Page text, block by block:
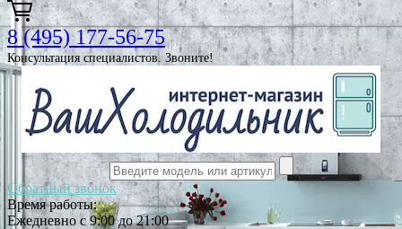
8 (495) 177-56-75
Консультация специалистов. Звоните!
Обратный звонок
Время работы:
Ежедневно с 9:00 до 21:00